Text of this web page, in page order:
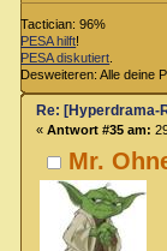
Tactician: 96%
PESA hilft!
PESA diskutiert
Desweiteren: Alle deine
Mr.
Re: [Hyperdrama-
« Antwort #35 am: